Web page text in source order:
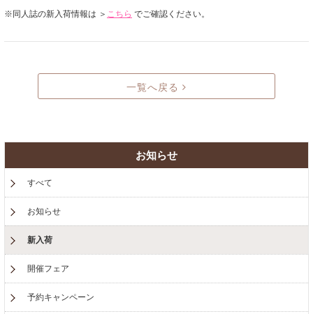
※同人誌の新入荷情報は ＞ こちら でご確認ください。
一覧へ戻る
お知らせ
すべて
お知らせ
新入荷
開催フェア
予約キャンペーン